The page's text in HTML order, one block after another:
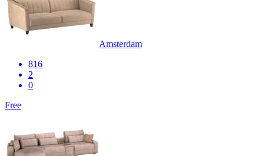
Amsterdam
816
2
0
Free